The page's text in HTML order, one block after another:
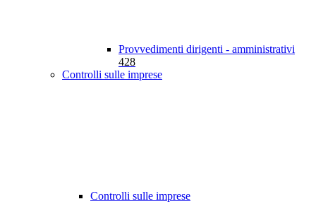
Provvedimenti dirigenti - amministrativi
428
Controlli sulle imprese
Controlli sulle imprese